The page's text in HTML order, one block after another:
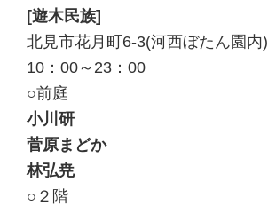
[遊木民族]
北見市花月町6-3(河西ぼたん園内
10：00～23：00
○前庭
小川研
菅原まどか
林弘尭
○２階